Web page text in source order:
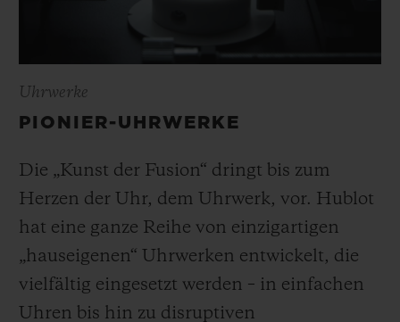
Uhrwerke
PIONIER-UHRWERKE
Die „Kunst der Fusion“ dringt bis zum
Herzen der Uhr, dem Uhrwerk, vor. Hublot
hat eine ganze Reihe von einzigartigen
„hauseigenen“ Uhrwerken entwickelt, die
vielfältig eingesetzt werden – in einfachen
Uhren bis hin zu disruptiven